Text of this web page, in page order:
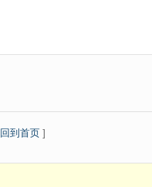
回到首页 ]